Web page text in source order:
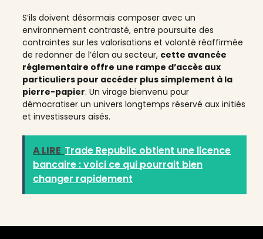
S’ils doivent désormais composer avec un
environnement contrasté, entre poursuite des
contraintes sur les valorisations et volonté réaffirmée
de redonner de l’élan au secteur, cette avancée
réglementaire offre une rampe d’accès aux
particuliers pour accéder plus simplement à la
pierre-papier. Un virage bienvenu pour
démocratiser un univers longtemps réservé aux initiés
et investisseurs aisés.
A LIRE Trade Republic obtient une licence
bancaire : voici ce qui pourrait bien
changer rapidement